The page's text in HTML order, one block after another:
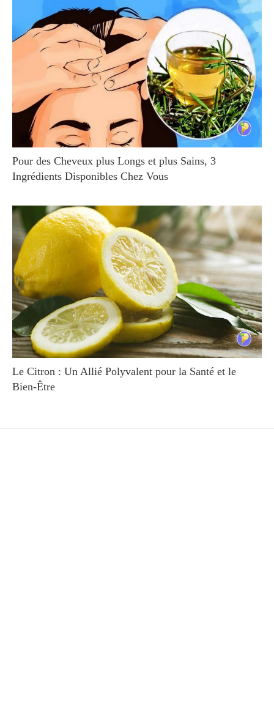
Pour des Cheveux plus Longs et plus Sains, 3
Ingrédients Disponibles Chez Vous
Le Citron : Un Allié Polyvalent pour la Santé et le
Bien-Être